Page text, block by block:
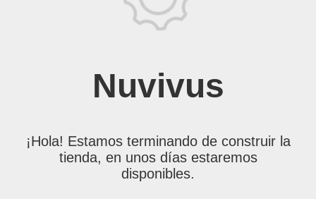
Nuvivus
¡Hola! Estamos terminando de construir la
tienda, en unos días estaremos
disponibles.